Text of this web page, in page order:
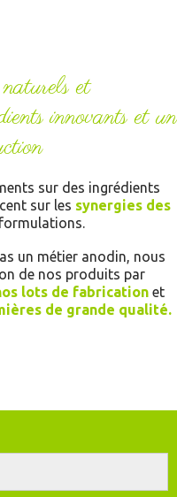
et
innovants et un
sur des ingrédients
sur les synergies des
un métier anodin, nous
de nos produits par
lots de fabrication et
de grande qualité.